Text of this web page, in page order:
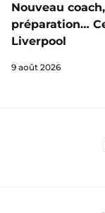
Nouveau
préparation…
Liverpool
9 août 2026